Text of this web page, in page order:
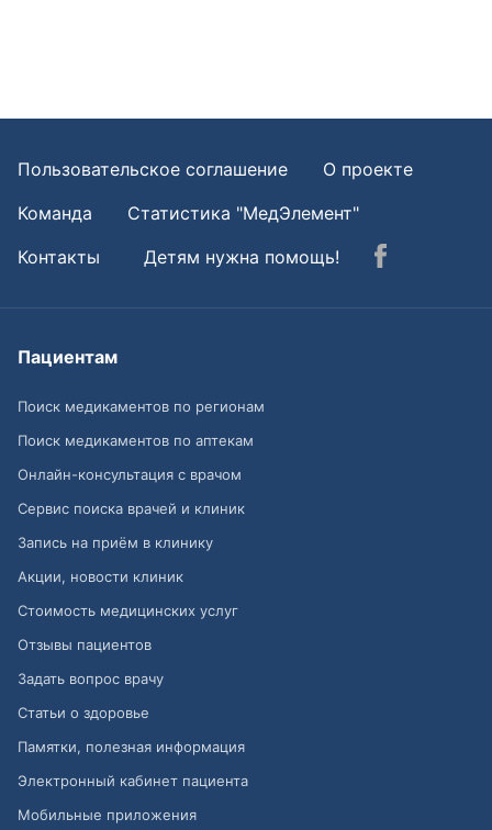
Пользовательское соглашение
О проекте
Команда
Статистика "МедЭлемент"
Контакты
Детям нужна помощь!
Пациентам
Поиск медикаментов по регионам
Поиск медикаментов по аптекам
Онлайн-консультация с врачом
Сервис поиска врачей и клиник
Запись на приём в клинику
Акции, новости клиник
Стоимость медицинских услуг
Отзывы пациентов
Задать вопрос врачу
Статьи о здоровье
Памятки, полезная информация
Электронный кабинет пациента
Мобильные приложения